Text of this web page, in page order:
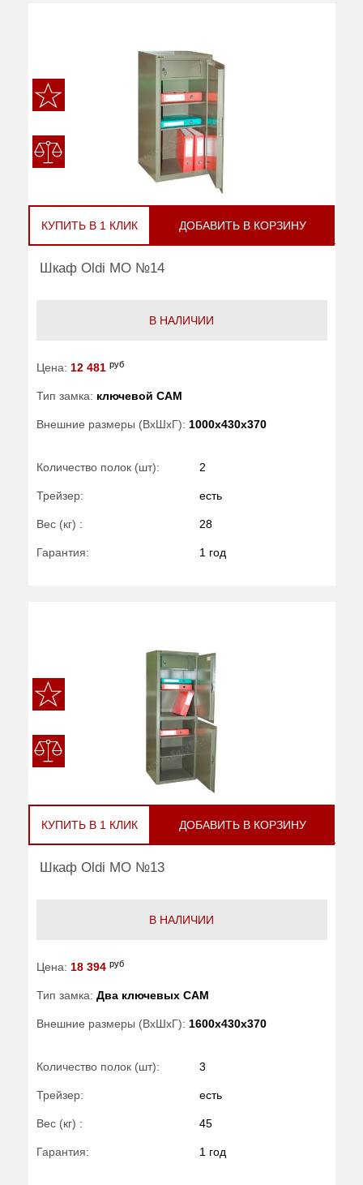
КУПИТЬ В 1 КЛИК ДОБАВИТЬ В КОРЗИНУ
Шкаф Oldi МО №14
В НАЛИЧИИ
Цена: 12 481 руб
Тип замка: ключевой САМ
Внешние размеры (ВхШхГ): 1000x430x370
Количество полок (шт): 2
Трейзер: есть
Вес (кг) : 28
Гарантия: 1 год
КУПИТЬ В 1 КЛИК ДОБАВИТЬ В КОРЗИНУ
Шкаф Oldi МО №13
В НАЛИЧИИ
Цена: 18 394 руб
Тип замка: Два ключевых САМ
Внешние размеры (ВхШхГ): 1600x430x370
Количество полок (шт): 3
Трейзер: есть
Вес (кг) : 45
Гарантия: 1 год